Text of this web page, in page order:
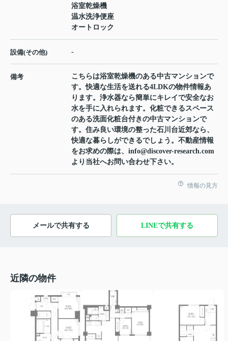
浴室乾燥機
温水洗浄便座
オートロック
設備(その他) -
備考
こちらは浴室乾燥機のある中古マンションで
す。快適な生活を送れる4LDKの物件情報あ
ります。浄水器なら簡単にキレイで安全なお
水を手に入れられます。化粧できるスペース
のある洗面化粧台付きの中古マンションで
す。住み良い環境の整った石川台近郊なら、
快適な暮らしができるでしょう。不動産情報
をお求めの際は、info@discover-research.com
より当社へお問い合わせ下さい。
情報の見方
メールで共有する LINEで共有する
近隣の物件